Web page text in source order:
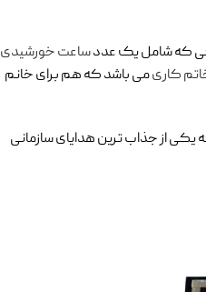
که شامل یک عددساعت خورشیدی
می باشد که هم برای خانم
یکی از جذاب ترین هدایای سازمانی